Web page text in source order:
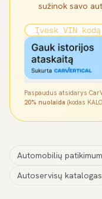
sužinok savo
Paspaudus atsidarys
20% nuolaida (kodas
Automobilių
Autoservisų katalogas